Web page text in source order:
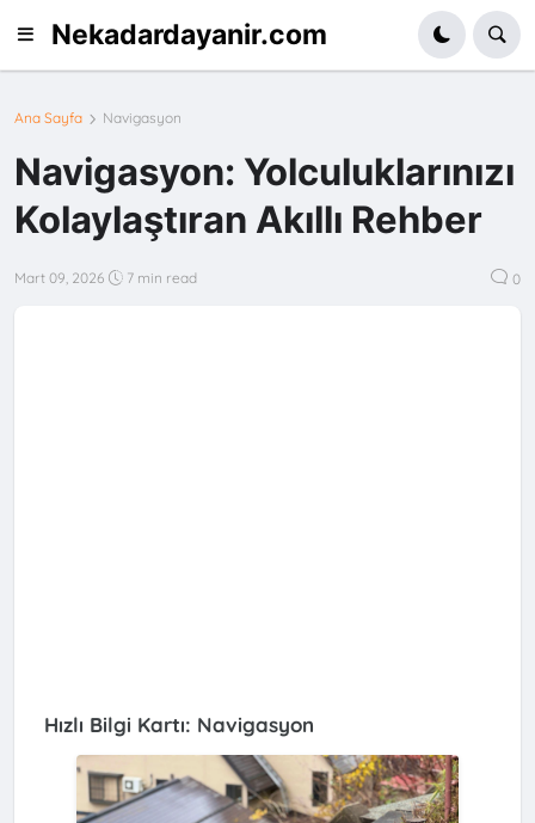
Nekadardayanir.com
Ana Sayfa Navigasyon
Navigasyon: Yolculuklarınızı
Kolaylaştıran Akıllı Rehber
Mart 09, 2026 7 min read 0
Hızlı Bilgi Kartı: Navigasyon